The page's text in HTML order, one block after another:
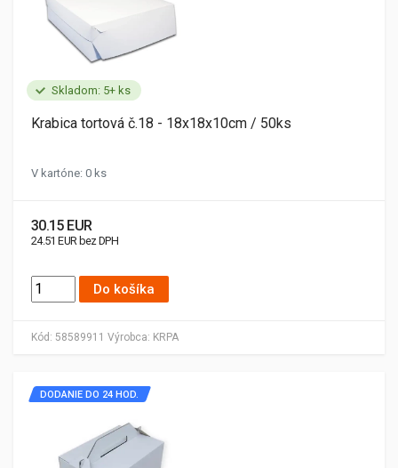
Skladom: 5+ ks
Kód: 58589911 Výrobca: KRPA
Krabica tortová č.18 - 18x18x10cm / 50ks
V kartóne: 0 ks
30.15 EUR
24.51 EUR bez DPH
Do košíka
DODANIE DO 24 HOD.